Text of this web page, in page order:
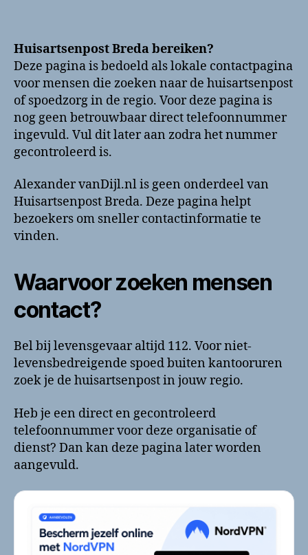
Huisartsenpost Breda bereiken?
Deze pagina is bedoeld als lokale contactpagina
voor mensen die zoeken naar de huisartsenpost
of spoedzorg in de regio. Voor deze pagina is
nog geen betrouwbaar direct telefoonnummer
ingevuld. Vul dit later aan zodra het nummer
gecontroleerd is.
Alexander vanDijl.nl is geen onderdeel van
Huisartsenpost Breda. Deze pagina helpt
bezoekers om sneller contactinformatie te
vinden.
Waarvoor zoeken mensen
contact?
Bel bij levensgevaar altijd 112. Voor niet-
levensbedreigende spoed buiten kantooruren
zoek je de huisartsenpost in jouw regio.
Heb je een direct en gecontroleerd
telefoonnummer voor deze organisatie of
dienst? Dan kan deze pagina later worden
aangevuld.